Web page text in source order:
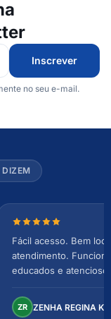
Inscrever
no seu e-mail.
DIZEM
Nota 5 de 5
Fácil acesso. Bem
atendimento.
educados e
Perfeito!
ZR ZENHA REGINA